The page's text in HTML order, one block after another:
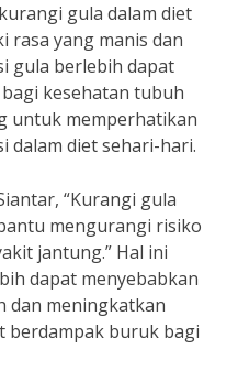
gula dalam diet
rasa yang manis dan
gula berlebih dapat
kesehatan tubuh
untuk memperhatikan
dalam diet sehari-hari.
“Kurangi gula
mengurangi risiko
jantung.” Hal ini
dapat menyebabkan
dan meningkatkan
berdampak buruk bagi